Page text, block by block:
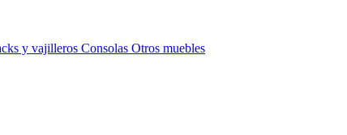
y vajilleros Consolas Otros muebles